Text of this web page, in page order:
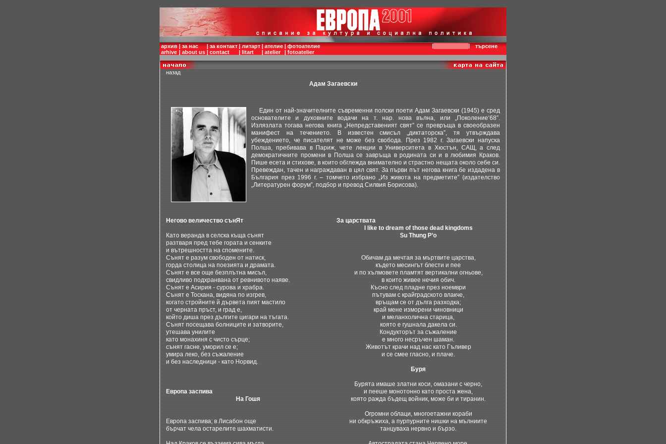
архив
arhive
|
|
за нас
about us
|
|
за контакт
contact
|
|
литарт
litart
|
|
ателие
atelier
|
|
фотоателие
fotoatelier
| |търсене
назад
Адам Загаевски
Един от най-значителните съвременни полски поети Адам Загаевски (1945) е сред
основателите и духовните водачи на т. нар. нова вълна, или „Поколение‘68”.
Излязлата тогава негова книга „Непредставеният свят” се превръща в своеобразен
манифест на течението. В известен смисъл „диктаторска”, тя утвърждава
убеждението, че писателят не може без свобода. През 1982 г. Загаевски напуска
Полша, пребивава в Париж, чете лекции в Университета в Хюстън, САЩ, а след
демократичните промени в Полша се завръща в родината си и в любимия Краков.
Пише есета и стихове, в които обглежда внимателно и страстно нещата около себе си.
Превеждан, тачен и награждаван в цял свят. За първи път негова книга бе издадена в
България през 1996 г. – томчето избрано „Из живота на предметите” (издателство
„Литературен форум”, подбор и превод Силвия Борисова).
Негово величество сънЯт
Като веранда в селска къща сънят
разтваря пред тебе гората и сенките
и вътрешността на спомените.
Сънят е разум свободен от натиск,
горда столица на поезията и драмата.
Сънят е все още безплътна мисъл,
свидливо подхранвана от ревнивото наяве.
Сънят е Асирия - сурова и храбра.
Сънят е Тоскана, видяна по изгрев,
когато стройните й дървета пият мастило
от черната пръст, и град е,
който диша през дългите цигари на тъгата.
Сънят посещава болниците и затворите,
утешава унилите
като монахиня с чисто сърце;
сънят гасне, уморил се е;
умира леко, без съжаление
и без наследници - като Норвид.
Европа заспива
На Гошя
Европа заспива; в Лисабон още
бърчат чела остарелите шахматисти.
За царствата
I like to dream of those dead kingdoms
Su Thung P’o
Обичам да мечтая за мъртвите царства,
където месингът блести и пее
и по хълмовете пламтят вертикални огньове,
в които живее нечия обич.
Късно след пладне през ноември
пътувам с крайградското влакче,
връщам се от дълга разходка;
край мене изморени чиновници
и меланхолична старица,
която е гушнала дакела си.
Кондукторът за съжаление
е много несръчен шаман.
Животът крачи над нас като Гъливер
и се смее гласно, и плаче.
Буря
Бурята имаше златни коси, омазани с черно,
и пееше монотонно като проста жена,
която ражда бъдещ войник, може би и тиранин.
Огромни облаци, многоетажни кораби
ни обкръжиха, а пурпурните нишки на мълниите
танцуваха нервно и бързо.